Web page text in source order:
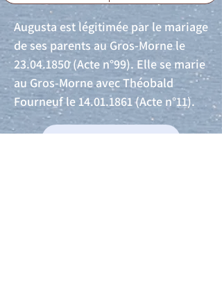
Augusta est légitimée par le mariage
de ses parents au Gros-Morne le
23.04.1850(Acte n°99). Elle se marie
au Gros-Morne avec Théobald
Fourneuf le 14.01.1861(Acte n°11).